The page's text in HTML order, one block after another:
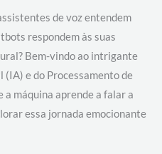
de voz entendem
respondem às suas
Bem-vindo ao intrigante
e do Processamento de
a máquina aprende a falar a
essa jornada emocionante